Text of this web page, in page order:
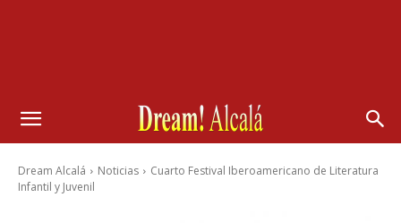
Dream Alcalá Noticias
Cuarto Festival Iberoamericano de Literatura
Infantil y Juvenil